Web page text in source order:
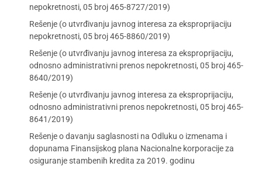
nepokretnosti, 05 broj 465-8727/2019)
Rešenje (o utvrđivanju javnog interesa za eksproprijaciju
nepokretnosti, 05 broj 465-8860/2019)
Rešenje (o utvrđivanju javnog interesa za eksproprijaciju,
odnosno administrativni prenos nepokretnosti, 05 broj 465-
8640/2019)
Rešenje (o utvrđivanju javnog interesa za eksproprijaciju,
odnosno administrativni prenos nepokretnosti, 05 broj 465-
8641/2019)
Rešenje o davanju saglasnosti na Odluku o izmenama i
dopunama Finansijskog plana Nacionalne korporacije za
osiguranje stambenih kredita za 2019. godinu